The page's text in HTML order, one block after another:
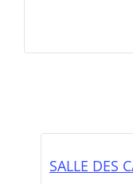
SALLE DES